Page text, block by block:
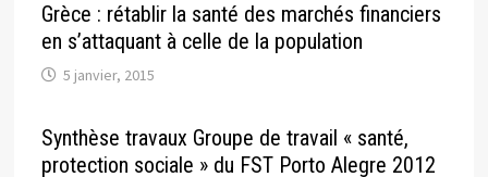
Grèce : rétablir la santé des marchés financiers
en s’attaquant à celle de la population
5 janvier, 2015
Synthèse travaux Groupe de travail « santé,
protection sociale » du FST Porto Alegre 2012